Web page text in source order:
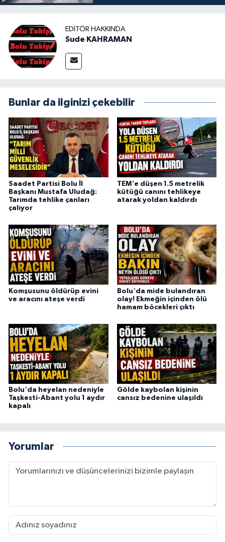
EDITÖR HAKKINDA
Sude KAHRAMAN
Bunlar da ilginizi çekebilir
Saadet Partisi Bolu İl
Başkanı Mustafa Uludağ:
Tarımda tehlike çanları
çalıyor
TEM'e düşen 1.5 metrelik
kütüğü canını tehlikeye
atarak yoldan kaldırdı
Komşusunu öldürüp evini
ve aracını ateşe verdi
Bolu'da mide bulandıran
olay! Ekmeğin içinden ölü
hamam böcekleri çıktı
Bolu'da heyelan nedeniyle
Taşkesti-Abant yolu 1 aydır
kapalı
Gölde kaybolan kişinin
cansız bedenine ulaşıldı
Yorumlar